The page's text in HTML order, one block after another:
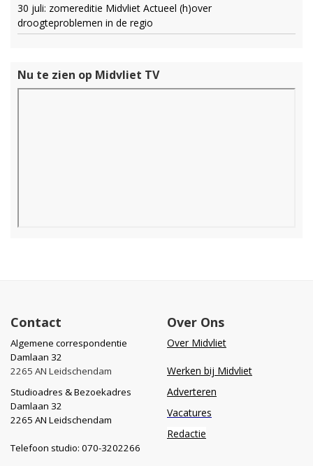
30 juli: zomereditie Midvliet Actueel (h)over
droogteproblemen in de regio
Nu te zien op Midvliet TV
Contact
Algemene correspondentie
Damlaan 32
2265 AN Leidschendam
Studioadres & Bezoekadres
Damlaan 32
2265 AN Leidschendam
Telefoon studio: 070-3202266
Over Ons
Over Midvliet
Werken bij Midvliet
Adverteren
Vacatures
Redactie